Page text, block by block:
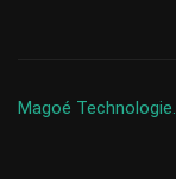
Magoé Technologie.